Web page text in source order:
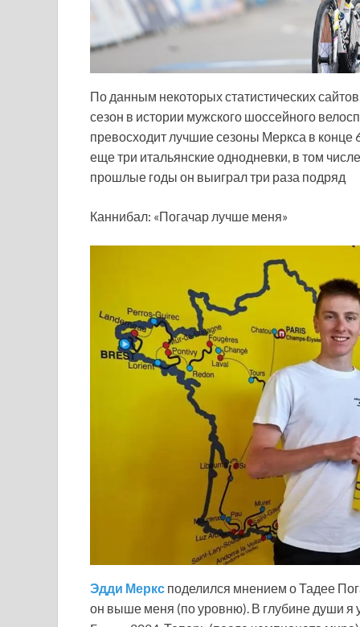
По данным некоторых статистических
сезон в истории мужского шоссейного
превосходит лучшие сезоны Меркса в конце
еще три итальянские однодневки, в том
прошлые годы он выиграл три раза подряд
Каннибал: «Погачар лучше меня»
Эдди Меркс поделился мнением о Тадее
он выше меня (по уровню). В глубине души я